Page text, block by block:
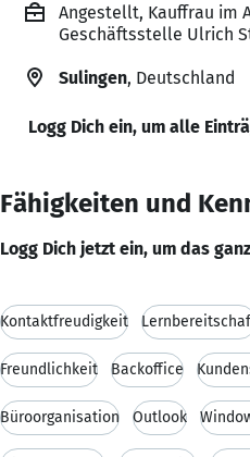
Angestellt, Kauffrau im
Geschäftsstelle Ulrich
Sulingen, Deutschland
Logg Dich ein, um alle
Fähigkeiten und
Logg Dich jetzt ein, um das
Kontaktfreudigkeit
Freundlichkeit Backoffice
Büroorganisation Outlook